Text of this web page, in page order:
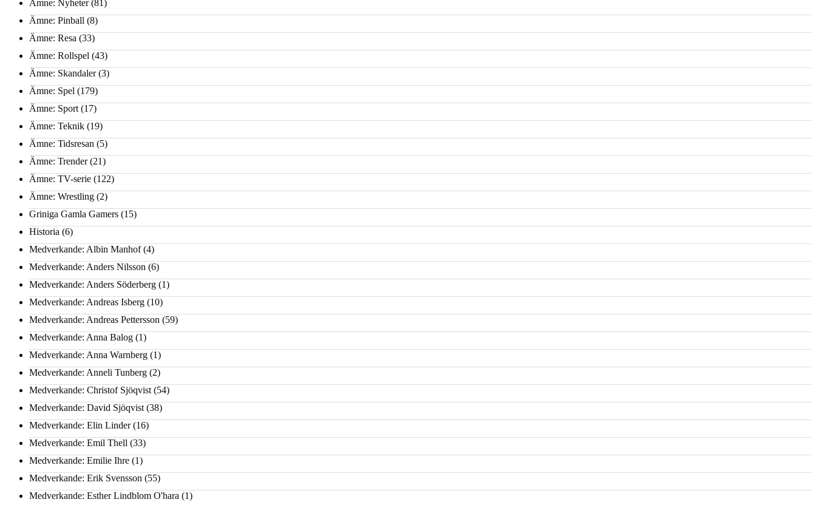
Ämne: Nyheter(81)
Ämne: Pinball (8)
Ämne: Resa (33)
Ämne: Rollspel (43)
Ämne: Skandaler(3)
Ämne: Spel (179)
Ämne: Sport (17)
Ämne: Teknik (19)
Ämne: Tidsresan (5)
Ämne: Trender(21)
Ämne: TV-serie (122)
Ämne: Wrestling (2)
Griniga Gamla Gamers (15)
Historia (6)
Medverkande: Albin Manhof(4)
Medverkande: Anders Nilsson (6)
Medverkande: Anders Söderberg (1)
Medverkande: Andreas Isberg (10)
Medverkande: Andreas Pettersson (59)
Medverkande: Anna Balog (1)
Medverkande: Anna Warnberg (1)
Medverkande: Anneli Tunberg (2)
Medverkande: Christof Sjöqvist (54)
Medverkande: David Sjöqvist (38)
Medverkande: Elin Linder(16)
Medverkande: Emil Thell (33)
Medverkande: Emilie Ihre (1)
Medverkande: Erik Svensson (55)
Medverkande: Esther Lindblom O'hara (1)